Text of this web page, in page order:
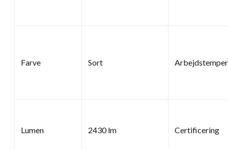
Farve Sort
Lumen 2430 lm Certificering